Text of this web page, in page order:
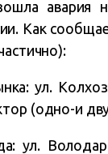
авария
Как
ул.
(одно-и
ул.